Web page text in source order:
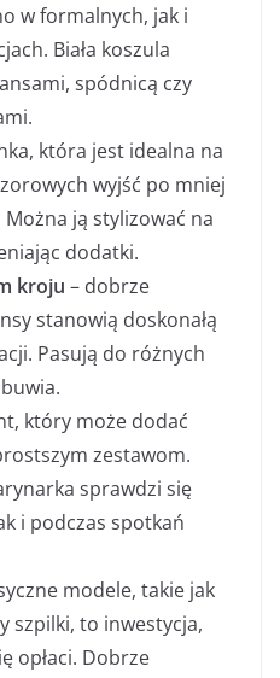
w formalnych, jak i
Biała koszula
spódnicą czy
która jest idealna na
wyjść po mniej
ją stylizować na
dodatki.
kroju – dobrze
stanowią doskonałą
Pasują do różnych
który może dodać
zestawom.
sprawdzi się
i podczas spotkań
modele, takie jak
szpilki, to inwestycja,
opłaci. Dobrze